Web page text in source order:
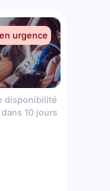
urgence
disponibilité
dans 10 jours